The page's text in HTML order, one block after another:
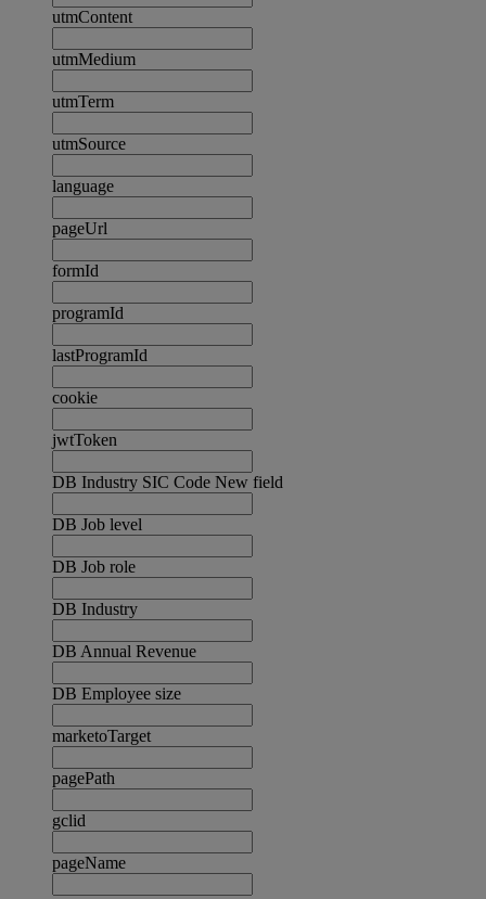
utmContent
utmMedium
utmTerm
utmSource
language
pageUrl
formId
programId
lastProgramId
cookie
jwtToken
DB Industry SIC Code New field
DB Job level
DB Job role
DB Industry
DB Annual Revenue
DB Employee size
marketoTarget
pagePath
gclid
pageName